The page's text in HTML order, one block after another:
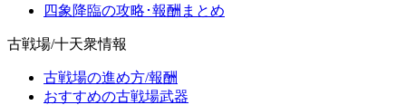
四象降臨の攻略･報酬まとめ
古戦場/十天衆情報
古戦場の進め方/報酬
おすすめの古戦場武器